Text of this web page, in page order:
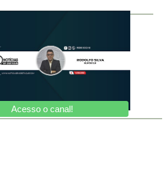
Acesso o canal!